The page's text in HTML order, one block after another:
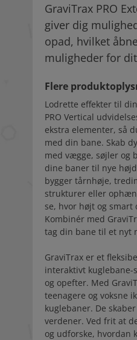
GraviTrax PRO
giver dig
opad, hvilket
muligheder for
Flere
Lodrette effekter til
PRO Vertical
ekstra elementer, så
med din bane. Skab
med vægge, søjler og
dine baner til nye
bygger tårnhøje,
strukturer eller
se, hvor højt og smart
Kombinér med
tag din bane til et nyt
GraviTrax er et
interaktivt
og opefter. Med
teenagere og voksne
kuglebaner. De
verdener. Ved frit at
og udforske, hvordan